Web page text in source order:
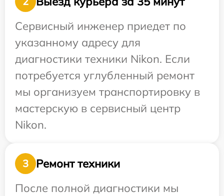
Сервисный инженер приедет по
указанному адресу для
диагностики техники Nikon. Если
потребуется углубленный ремонт
мы организуем транспортировку в
мастерскую в сервисный центр
Nikon.
3
Ремонт техники
После полной диагностики мы